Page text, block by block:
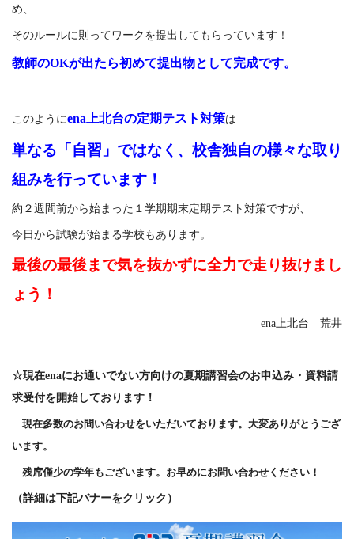
め、
そのルールに則ってワークを提出してもらっています！
教師のOKが出たら初めて提出物として完成です。
このようにena上北台の定期テスト対策は
単なる「自習」ではなく、校舎独自の様々な取り
組みを行っています！
約２週間前から始まった１学期期末定期テスト対策ですが、
今日から試験が始まる学校もあります。
最後の最後まで気を抜かずに全力で走り抜けまし
ょう！
ena上北台 荒井
☆現在enaにお通いでない方向けの夏期講習会のお申込み・資料請
求受付を開始しております！
現在多数のお問い合わせをいただいております。 大変ありがとうござ
います。
残席僅少の学年もございます。 お早めにお問い合わせください！
（詳細は下記バナーをクリック）